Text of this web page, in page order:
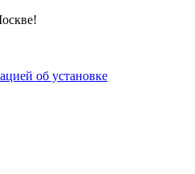
об установке